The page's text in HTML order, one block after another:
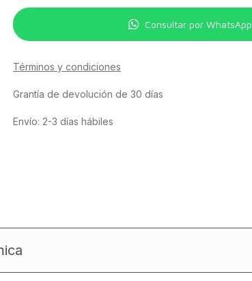
Consultar por WhatsApp
Términos y condiciones
Grantía de devolución de 30 días
Envío: 2-3 días hábiles